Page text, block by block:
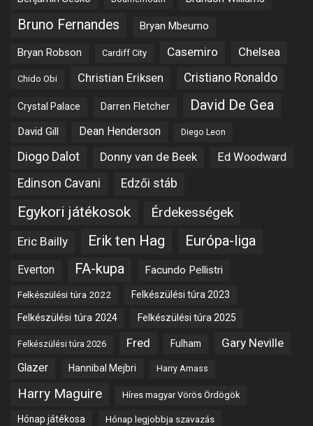
Bruno Fernandes Bryan Mbeumo
Bryan Robson Cardiff City Casemiro Chelsea
Chido Obi Christian Eriksen Cristiano Ronaldo
Crystal Palace Darren Fletcher David De Gea
David Gill Dean Henderson Diego Leon
Diogo Dalot Donny van de Beek Ed Woodward
Edinson Cavani Edzői stáb
Egykori játékosok Érdekességek
Eric Bailly Erik ten Hag Európa-liga
Everton FA-kupa Facundo Pellistri
Felkészülési túra 2022 Felkészülési túra 2023
Felkészülési túra 2024 Felkészülési túra 2025
Felkészülési túra 2026 Fred Fulham Gary Neville
Glazer Hannibal Mejbri Harry Amass
Harry Maguire Híres magyar Vörös Ördögök
Hónap játékosa Hónap legjobbja szavazás